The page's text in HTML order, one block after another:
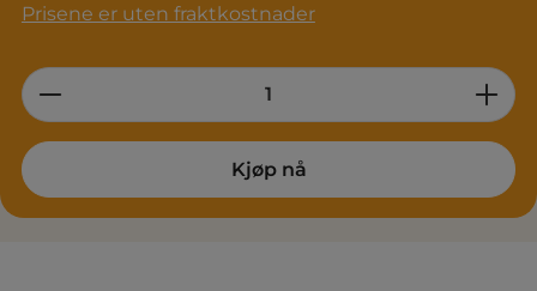
Prisene er uten fraktkostnader
Product Quantity: Enter the desired
Kjøp nå